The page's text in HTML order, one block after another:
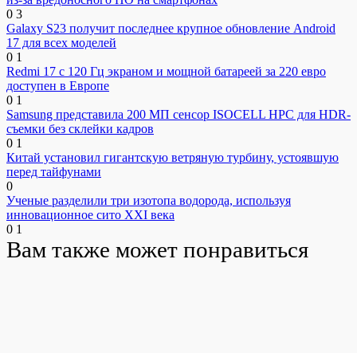
0 3
Galaxy S23 получит последнее крупное обновление Android
17 для всех моделей
0 1
Redmi 17 с 120 Гц экраном и мощной батареей за 220 евро
доступен в Европе
0 1
Samsung представила 200 МП сенсор ISOCELL HPC для HDR-
съемки без склейки кадров
0 1
Китай установил гигантскую ветряную турбину, устоявшую
перед тайфунами
0
Ученые разделили три изотопа водорода, используя
инновационное сито XXI века
0 1
Вам также может понравиться